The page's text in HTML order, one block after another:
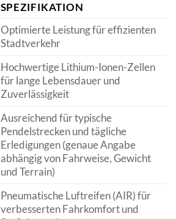
SPEZIFIKATION
Optimierte Leistung für effizienten
Stadtverkehr
Hochwertige Lithium-Ionen-Zellen
für lange Lebensdauer und
Zuverlässigkeit
Ausreichend für typische
Pendelstrecken und tägliche
Erledigungen (genaue Angabe
abhängig von Fahrweise, Gewicht
und Terrain)
Pneumatische Luftreifen (AIR) für
verbesserten Fahrkomfort und